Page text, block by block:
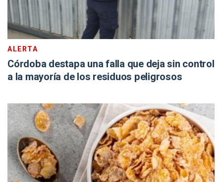
ALERTA
Córdoba destapa una falla que deja sin control
a la mayoría de los residuos peligrosos